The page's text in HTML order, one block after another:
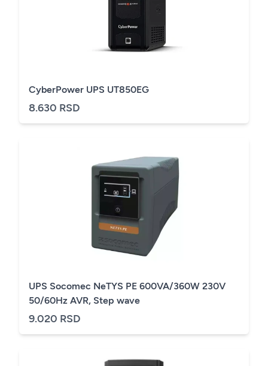
CyberPower UPS UT850EG
8.630 RSD
UPS Socomec NeTYS PE 600VA/360W 230V
50/60Hz AVR, Step wave
9.020 RSD